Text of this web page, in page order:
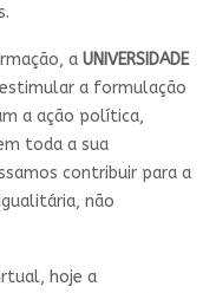
a UNIVERSIDADE
a formulação
a ação política,
toda a sua
contribuir para a
não
hoje a